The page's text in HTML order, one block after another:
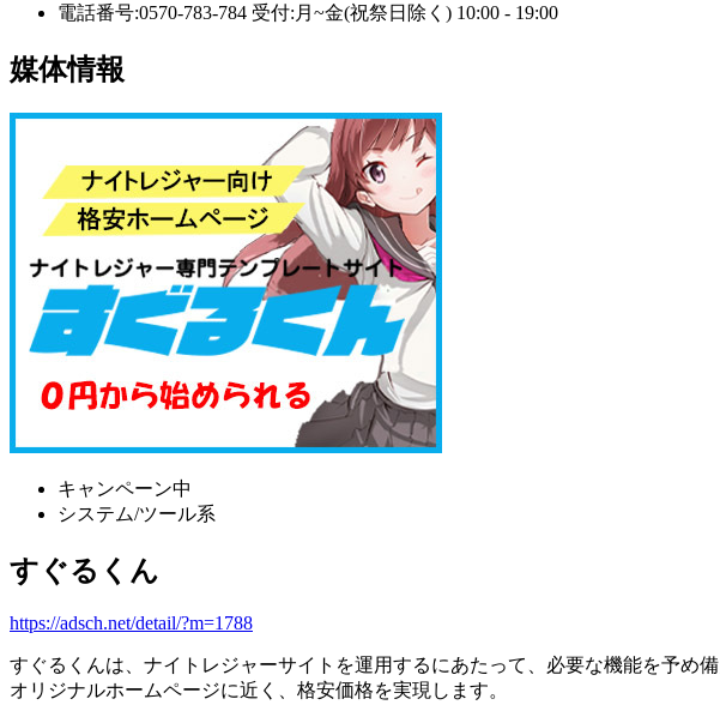
電話番号:0570-783-784 受付:月~金(祝祭日除く) 10:00 - 19:00
媒体情報
キャンペーン中
システム/ツール系
すぐるくん
https://adsch.net/detail/?m=1788
すぐるくんは、ナイトレジャーサイトを運用するにあたって、必要な機能を予め
オリジナルホームページに近く、格安価格を実現します。